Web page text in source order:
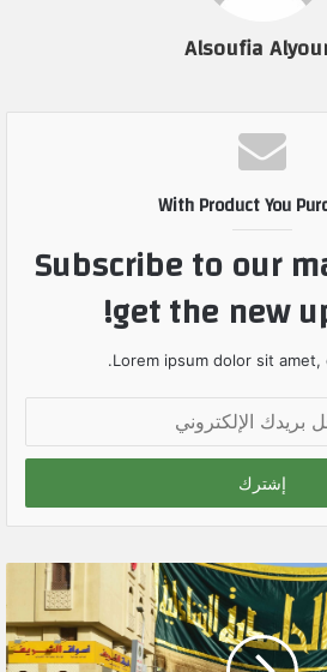
Alsoufia
With Product You
Subscribe to our
get the new
Lorem ipsum dolor sit amet,